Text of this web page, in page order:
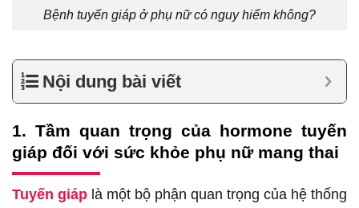
Bệnh tuyến giáp ở phụ nữ có nguy hiểm không?
Nội dung bài viết
1. Tầm quan trọng của hormone tuyến
giáp đối với sức khỏe phụ nữ mang thai
Tuyến giáp là một bộ phận quan trọng của hệ thống